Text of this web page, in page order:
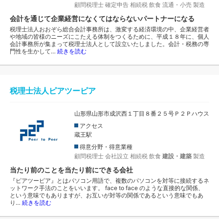
顧問税理士 確定申告 相続税 飲食 流通・小売 製造
会計を通じて企業経営になくてはならないパートナーになる
税理士法人おおぞら総合会計事務所は、激変する経済環境の中、企業経営者
や地域の皆様のニーズにこたえる体制をつくるために、平成１８年に、個人
会計事務所が集まって税理士法人として設立いたしました。会計・税務の専
門性を生かして… 続きを読む
税理士法人ピアツーピア
山形県山形市成沢西１丁目８番２５号Ｐ２Ｐハウス
アクセス
蔵王駅
得意分野・得意業種
顧問税理士 会社設立 相続税 飲食 建設・建築 製造
当たり前のことを当たり前にできる会社
『ピアツーピア』とはパソコン用語で、複数のパソコンを対等に接続するネ
ットワーク手法のことをいいます。 face to face のような直接的な関係、
という意味でもありますが、お互いが対等の関係であるという意味でもあ
り… 続きを読む